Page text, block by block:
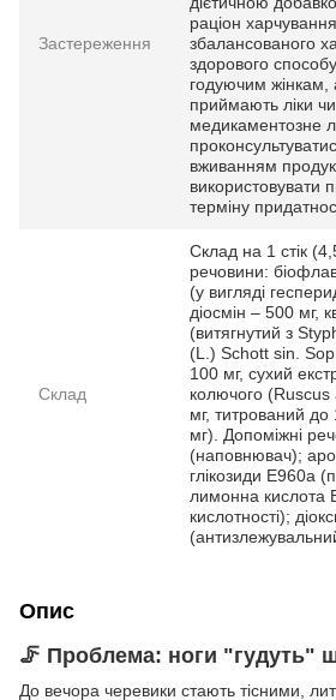
Застереження
раціон
збалансованого
здорового
годуючим жінкам,
приймають ліки
медикаментозне
вживанням
використовувати
терміну
Склад
Склад на 1 стік
речовини:
(у вигляді
діосмін – 500 мг,
(витягнутий з
(L.) Schott sin.
100 мг, сухий
колючого
мг, титрований
мг). Допоміжні
(наповнювач);
глікозиди E960a
лимонна кислота
кислотності);
Опис
🦵 Проблема: ноги "гудуть"
До вечора черевики стають тісними,